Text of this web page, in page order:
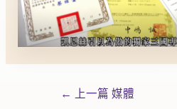
← 上一篇 媒體